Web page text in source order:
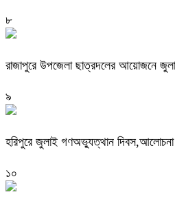
৮
রাজাপুরে উপজেলা ছাত্রদলের আয়োজনে
৯
হরিপুরে জুলাই গণঅভ্যুত্থান দিবস,আলোচনা
১০